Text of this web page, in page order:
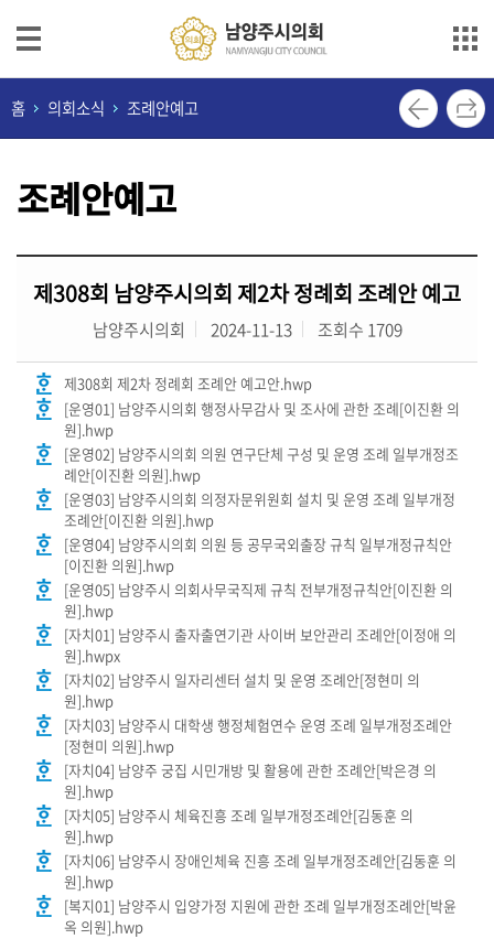
본문으로 바로가기
메인메뉴 바로가기
의
회
내
원
소
의
정
활
동
의
회
소
식
회
의
록
터
넷
방
송
의
홈 의회소식 조례안예고
조례안예고
제308회 남양주시의회 제2차 정례회 조례안 예고
남양주시의회 2024-11-13 조회수 1709
제308회 제2차 정례회 조례안 예고안.hwp
[운영01] 남양주시의회 행정사무감사 및 조사에 관한 조례[이진환 의
원].hwp
[운영02] 남양주시의회 의원 연구단체 구성 및 운영 조례 일부개정조
례안[이진환 의원].hwp
[운영03] 남양주시의회 의정자문위원회 설치 및 운영 조례 일부개정
조례안[이진환 의원].hwp
[운영04] 남양주시의회 의원 등 공무국외출장 규칙 일부개정규칙안
[이진환 의원].hwp
[운영05] 남양주시 의회사무국직제 규칙 전부개정규칙안[이진환 의
원].hwp
[자치01] 남양주시 출자출연기관 사이버 보안관리 조례안[이정애 의
원].hwpx
[자치02] 남양주시 일자리센터 설치 및 운영 조례안[정현미 의
원].hwp
[자치03] 남양주시 대학생 행정체험연수 운영 조례 일부개정조례안
[정현미 의원].hwp
[자치04] 남양주 궁집 시민개방 및 활용에 관한 조례안[박은경 의
원].hwp
[자치05] 남양주시 체육진흥 조례 일부개정조례안[김동훈 의
원].hwp
[자치06] 남양주시 장애인체육 진흥 조례 일부개정조례안[김동훈 의
원].hwp
[복지01] 남양주시 입양가정 지원에 관한 조례 일부개정조례안[박윤
옥 의원].hwp